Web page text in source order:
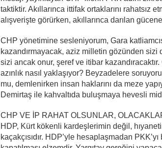
taktiktir. Akıllarınca ittifak ortaklarını rahatsız
alışverişte görürken, akıllarınca darılan
CHP yönetimine sesleniyorum, Gara
kazandırmayacak, aziz milletin gözünden sizi
sizi ancak onur, şeref ve itibar
azınlık nasıl yaklaşıyor? Beyzadelere
mu, demlenirken insan haklarını da meze
Demirtaş ile kahvaltıda buluşmaya hevesli
CHP VE İP RAHAT OLSUNLAR,
HDP, Kürt kökenli kardeşlerimin değil,
kaçakçısıdır. HDP’yle hesaplaşmadan